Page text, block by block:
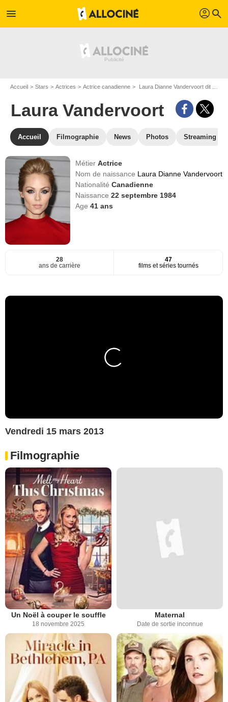
menu profil search
Accueil Stars Actrices Actrice canadienne Laura Dianne Vandervoort dit Laura Vandervoort
Laura Vandervoort
Accueil Filmographie News Photos Streaming
MétierActrice
Nom de naissance Laura Dianne Vandervoort
NationalitéCanadienne
Naissance22 septembre 1984
Age41 ans
28
ans de carrière
47
films et séries tournés
Vendredi 15 mars 2013
Filmographie
Un Noël à couper le souffle
18 novembre 2025
Maternal
Date de sortie inconnue